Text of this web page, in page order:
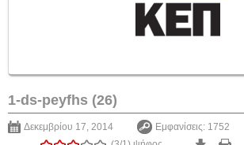
1-ds-peyfhs (26)
Δεκεμβρίου 17, 2014
Εμφανίσεις: 1752